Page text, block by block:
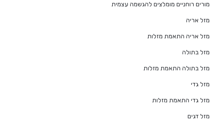
מורים רוחניים מומלצים להגשמה עצמית
מזל אריה
מזל אריה התאמת מזלות
מזל בתולה
מזל בתולה התאמת מזלות
מזל גדי
מזל גדי התאמת מזלות
מזל דגים